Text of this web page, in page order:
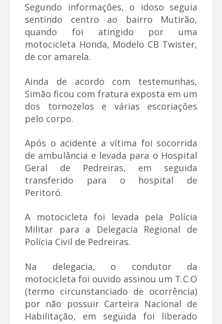
Segundo informações, o idoso seguia
sentindo centro ao bairro Mutirão,
quando foi atingido por uma
motocicleta Honda, Modelo CB Twister,
de cor amarela.
Ainda de acordo com testemunhas,
Simão ficou com fratura exposta em um
dos tornozelos e várias escoriações
pelo corpo.
Após o acidente a vítima foi socorrida
de ambulância e levada para o Hospital
Geral de Pedreiras, em seguida
transferido para o hospital de
Peritoró.
A motocicleta foi levada pela Polícia
Militar para a Delegacia Regional de
Polícia Civil de Pedreiras.
Na delegacia, o condutor da
motocicleta foi ouvido assinou um T.C.O
(termo circunstanciado de ocorrência)
por não possuir Carteira Nacional de
Habilitação, em seguida foi liberado